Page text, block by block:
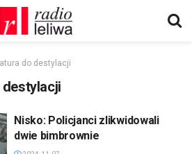
do destylacji
Nisko: Policjanci zlikwidowali
dwie bimbrownie